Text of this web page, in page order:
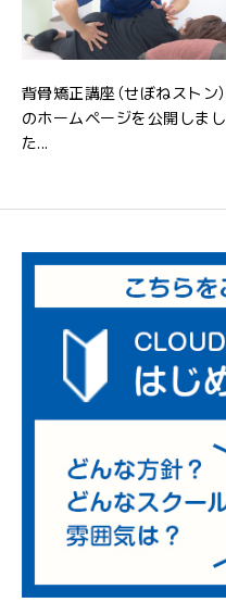
背骨矯正講座（せぼねストン）
のホームページを公開しまし
た...